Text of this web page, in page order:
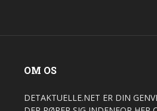
OM OS
DETAKTUELLE.NET ER DIN